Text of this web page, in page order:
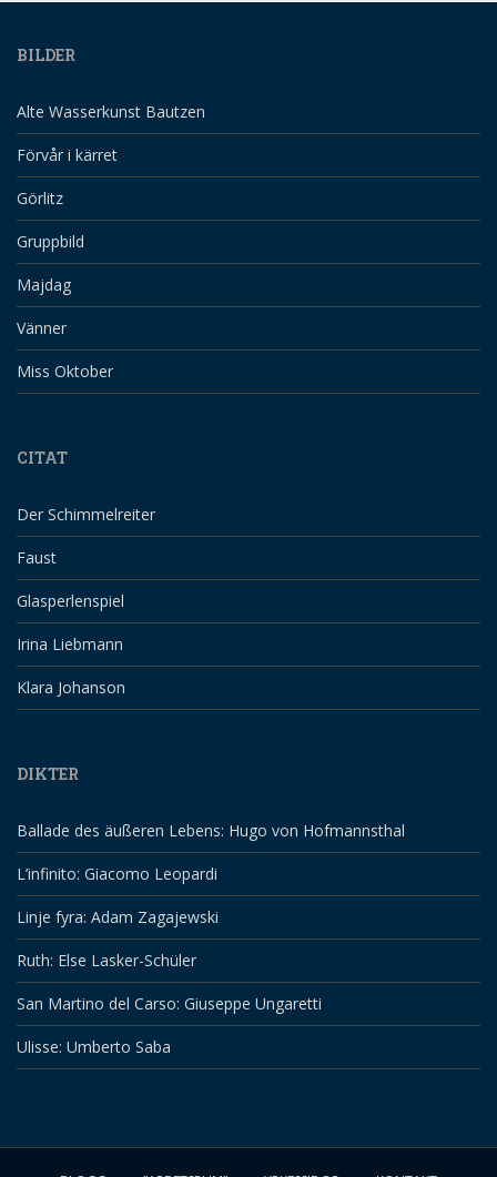
BILDER
Alte Wasserkunst Bautzen
Förvår i kärret
Görlitz
Gruppbild
Majdag
Vänner
Miss Oktober
CITAT
Der Schimmelreiter
Faust
Glasperlenspiel
Irina Liebmann
Klara Johanson
DIKTER
Ballade des äußeren Lebens: Hugo von Hofmannsthal
L’infinito: Giacomo Leopardi
Linje fyra: Adam Zagajewski
Ruth: Else Lasker-Schüler
San Martino del Carso: Giuseppe Ungaretti
Ulisse: Umberto Saba